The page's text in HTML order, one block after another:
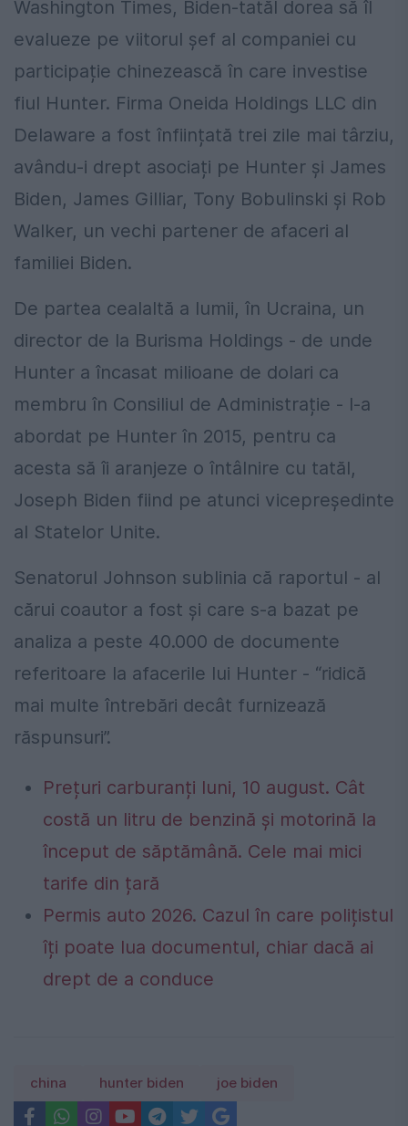
Washington Times, Biden-tatăl dorea să îl
evalueze pe viitorul șef al companiei cu
participație chinezească în care investise
fiul Hunter. Firma Oneida Holdings LLC din
Delaware a fost înființată trei zile mai târziu,
avându-i drept asociați pe Hunter și James
Biden, James Gilliar, Tony Bobulinski și Rob
Walker, un vechi partener de afaceri al
familiei Biden.
De partea cealaltă a lumii, în Ucraina, un
director de la Burisma Holdings - de unde
Hunter a încasat milioane de dolari ca
membru în Consiliul de Administrație - l-a
abordat pe Hunter în 2015, pentru ca
acesta să îi aranjeze o întâlnire cu tatăl,
Joseph Biden fiind pe atunci vicepreședinte
al Statelor Unite.
Senatorul Johnson sublinia că raportul - al
cărui coautor a fost și care s-a bazat pe
analiza a peste 40.000 de documente
referitoare la afacerile lui Hunter - “ridică
mai multe întrebări decât furnizează
răspunsuri”.
Prețuri carburanți luni, 10 august. Cât
costă un litru de benzină și motorină la
început de săptămână. Cele mai mici
tarife din țară
Permis auto 2026. Cazul în care polițistul
îți poate lua documentul, chiar dacă ai
drept de a conduce
china hunter biden joe biden